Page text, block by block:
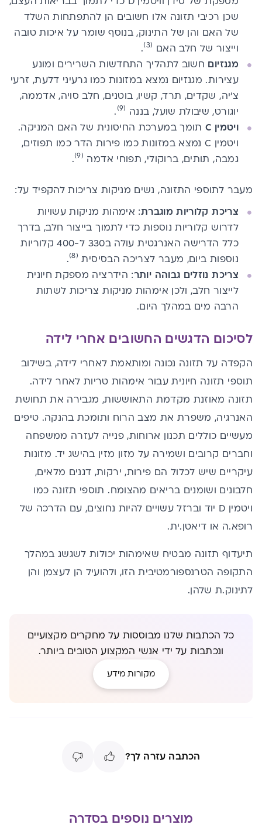
שכן רכיבי תזונה אלו חשובים הן להתפתחות השלד
של האם והן של התינוק, בנוסף שומר על איכות טובה
וייצור של חלב האם (3)
.
מגנזיום חשוב לתהליך התחדשות השרירים ומונע ​​
עצירות. מגנזיום נמצא במזונות כמו גרעיני דלעת, זרעי
צ'יה, שקדים, תרד, קשיו, בוטנים, חלב סויה, אדממה,
יוגורט, שיבולת שועל, בננה (9)
.
ויטמין C
תומך במערכת החיסונית של האם ​​המניקה.
ויטמין C נמצא במזונות כמו פירות הדר כמו תפוזים,
גמבה, תותים, ברוקולי, תפוחי אדמה (9)
.
מעבר לתוספי התזונה, נשים מניקות צריכות להקפיד על:
צריכת קלוריות מוגברת: אימהות מניקות עשויות
לדרוש קלוריות נוספות כדי לתמוך בייצור חלב, בדרך
כלל ​הדרישה האנרגטית עולה ​ב330 ל-400 קלוריות
נוספות ביום, מעבר לצריכה הבסיסית (8)
.
צריכת נוזלים גבוהה יותר: הידרציה מספקת חיונית
לייצור חלב, ולכן א​י​מהות מניקות צריכות לשתות
הרבה מים במהלך היום.
​לסיכום הדגשים החשובים אחרי לידה
​הקפדה על ​ תזונה נכונה ​ומותאמת לאחרי לידה, בשילוב ​
תוספי ​תזונה​ ​חיונית ​ עבור א​י​מהות טריות לאחר לידה.
תזונה מאוזנת מקדמת התאוששות, מגבירה ​את תחושת
ה​אנרגיה, משפרת את מצב הרוח ותומכת בהנקה. טיפים
מעשיים כוללים תכנון ארוחות, פנייה לעזרה ​ ממשפחה
וחברים קרובים​ ושמירה על מזון מזין בהישג יד. מזונות
עיקריים שיש לכלול הם פירות, ירקות, דגנים מלאים,
חלבונים ושומנים בריאים מהצומח. תוספי ​תזונה ​ כמו
ויטמין D
​יוד ו​ברזל עשויים להיות נחוצים, עם הדרכה של
רופא.ה או דיאטן.ית.
תיעדוף תזונה מבטיח שא​י​מהות יכולות לשגשג במהלך
התקופה הטרנספורמטיבית הזו, ולהועיל הן לעצמן והן
לתינוק.ת ​ שלהן.
כל הכתבות שלנו מבוססות על מחקרים מקצועיים
ונכתבות על ידי אנשי המקצוע הטובים ביותר.
מקורות מידע
הכתבה עזרה לך?
מוצרים נוספים בסדרה